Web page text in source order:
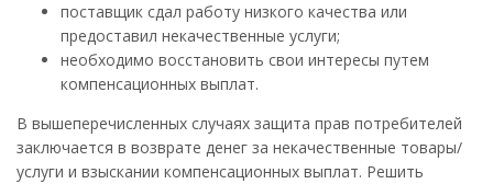
поставщик сдал работу низкого качества или
предоставил некачественные услуги;
необходимо восстановить свои интересы путем
компенсационных выплат.
В вышеперечисленных случаях защита прав потребителей
заключается в возврате денег за некачественные товары/
услуги и взыскании компенсационных выплат. Решить